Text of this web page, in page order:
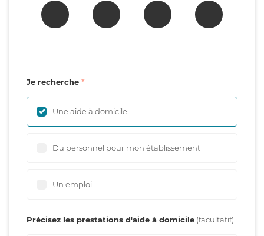
Je recherche
Une aide à domicile
Du personnel pour mon établissement
Un emploi
Précisez les prestations d'aide à domicile